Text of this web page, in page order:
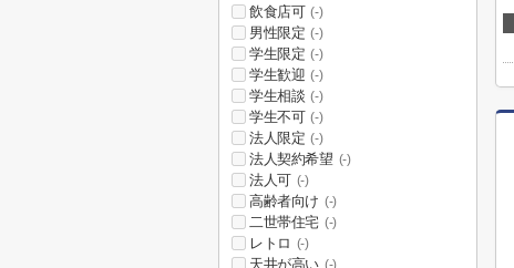
飲食店可 (-)
男性限定 (-)
学生限定 (-)
学生歓迎 (-)
学生相談 (-)
学生不可 (-)
法人限定 (-)
法人契約希望 (-)
法人可 (-)
高齢者向け (-)
二世帯住宅 (-)
レトロ (-)
天井が高い (-)